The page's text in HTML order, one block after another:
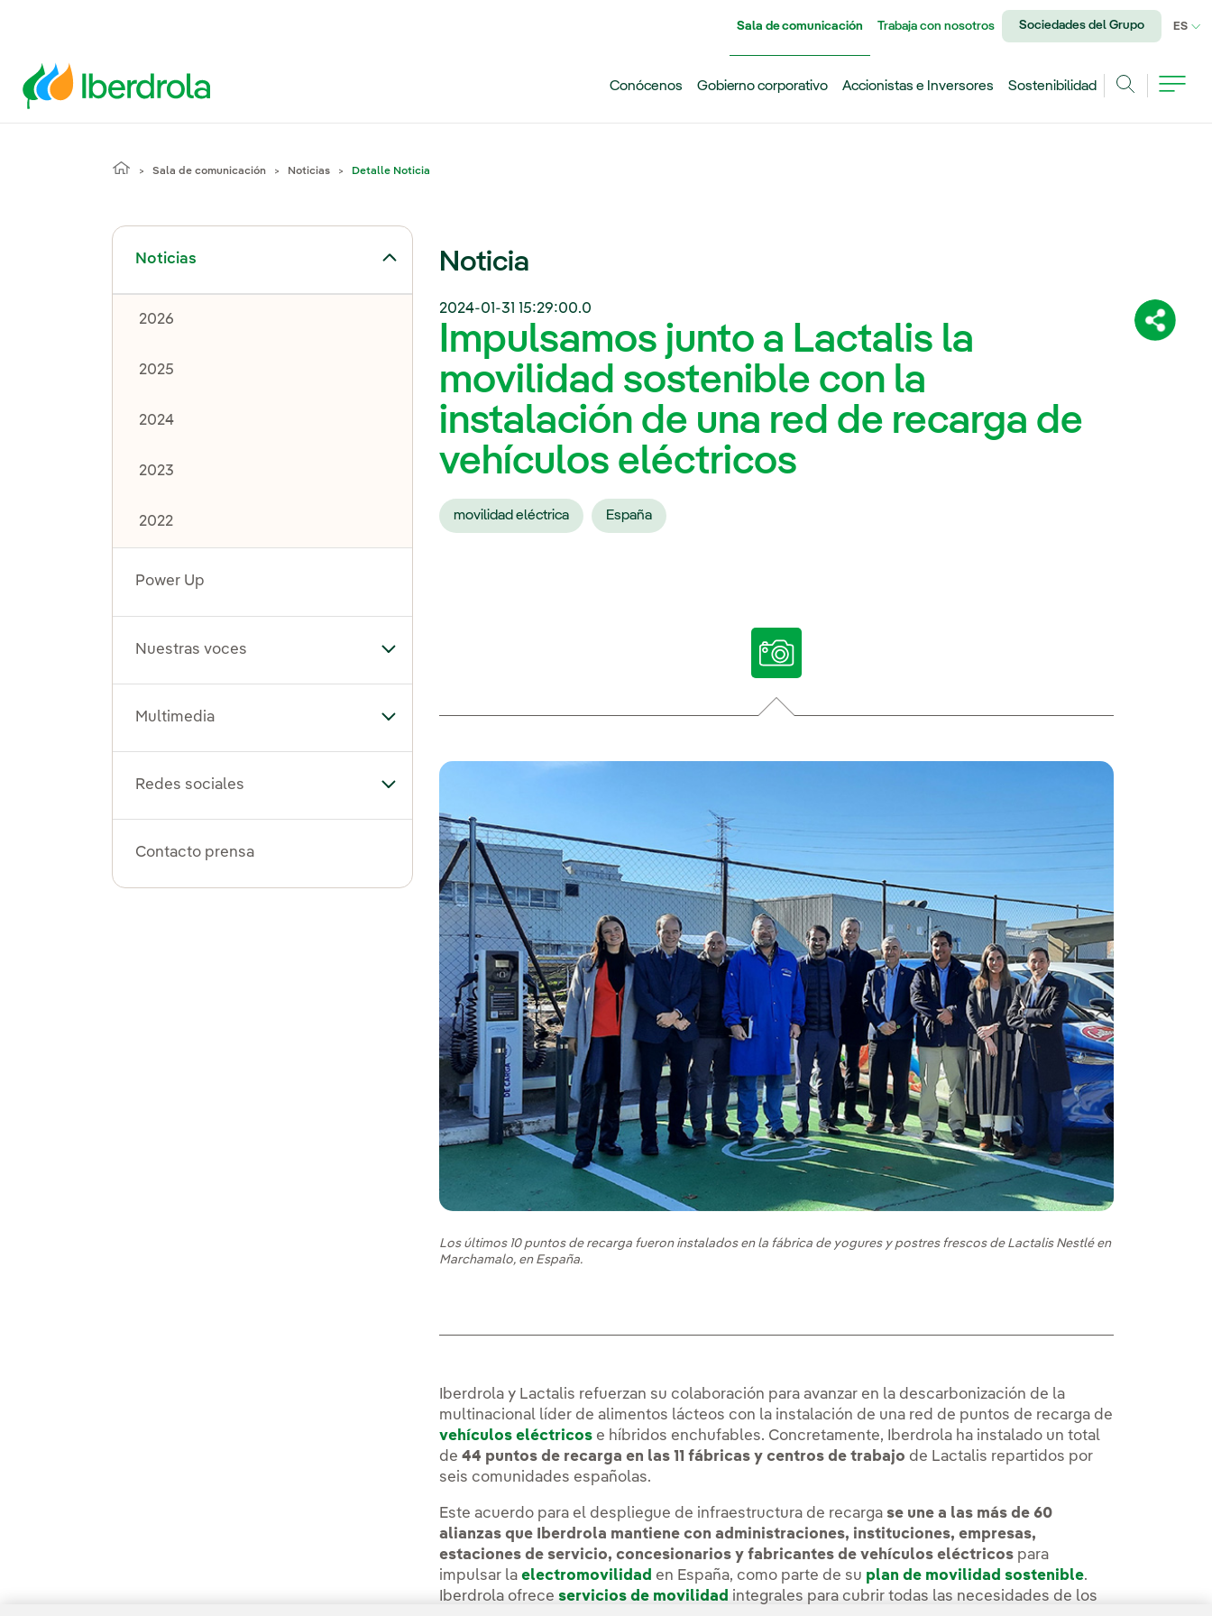
Sala de comunicación Trabaja con nosotros Sociedades del Grupo ES
Conócenos Gobierno corporativo Accionistas e Inversores
Sostenibilidad
Sala de comunicación Noticias Detalle Noticia
Noticias
Alternar el submenú para Noticias
2026
2025
2024
2023
2022
Power Up
Nuestras voces Alternar el submenú para Nuestras voces
Multimedia Alternar el submenú para Multimedia
Redes sociales Alternar el submenú para Redes sociales
Contacto prensa
Noticia
2024-01-31 15:29:00.0
Impulsamos junto a Lactalis la
movilidad sostenible con la
instalación de una red de recarga de
vehículos eléctricos
movilidad eléctrica España
Los últimos 10 puntos de recarga fueron instalados en la fábrica de yogures y postres frescos de Lactalis Nestlé en
Marchamalo, en España.
Iberdrola y Lactalis refuerzan su colaboración para avanzar en la descarbonización de la
multinacional líder de alimentos lácteos con la instalación de una red de puntos de recarga de
vehículos eléctricos e híbridos enchufables. Concretamente, Iberdrola ha instalado un total
de44 puntos de recarga en las 11 fábricas y centros de trabajo de Lactalis repartidos por
seis comunidades españolas.
Este acuerdo para el despliegue de infraestructura de recarga se une a las más de 60
alianzas que Iberdrola mantiene con administraciones, instituciones, empresas,
estaciones de servicio, concesionarios y fabricantes de vehículos eléctricos para
impulsar laelectromovilidad en España, como parte de su plan de movilidad sostenible.
Iberdrola ofrece servicios de movilidad integrales para cubrir todas las necesidades de los